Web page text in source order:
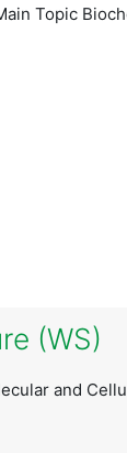
Topic
(WS)
and